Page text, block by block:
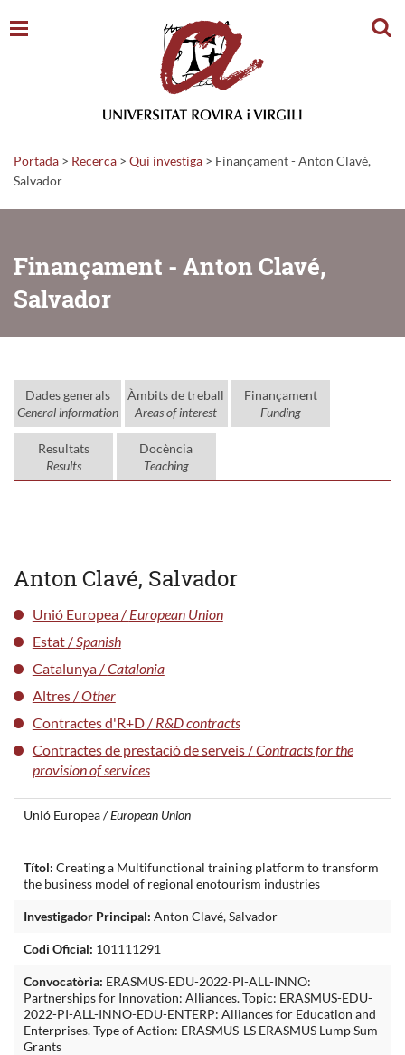
Portada > Recerca > Qui investiga > Finançament - Anton Clavé,
Salvador
Finançament - Anton Clavé,
Salvador
Dades generals
General information
Àmbits de treball
Areas of interest
Finançament
Funding
Resultats
Results
Docència
Teaching
Anton Clavé, Salvador
Unió Europea / European Union
Estat / Spanish
Catalunya /Catalonia
Altres /Other
Contractes d'R+D / R&D contracts
Contractes de prestació de serveis /Contracts for the
provision of services
Unió Europea /European Union
Títol: Creating a Multifunctional training platform to transform
the business model of regional enotourism industries
Investigador Principal: Anton Clavé, Salvador
Codi Oficial: 101111291
Convocatòria: ERASMUS-EDU-2022-PI-ALL-INNO:
Partnerships for Innovation: Alliances. Topic: ERASMUS-EDU-
2022-PI-ALL-INNO-EDU-ENTERP: Alliances for Education and
Enterprises. Type of Action: ERASMUS-LS ERASMUS Lump Sum
Grants